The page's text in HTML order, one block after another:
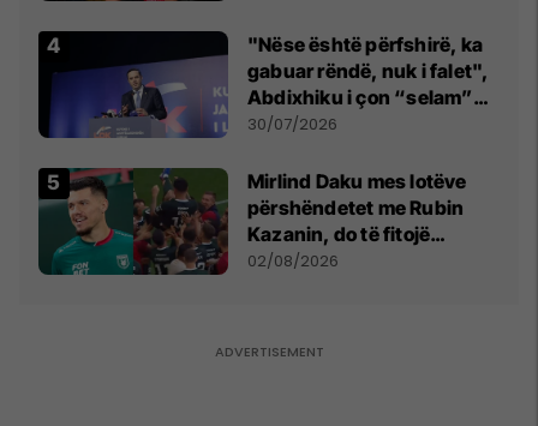
"Nëse është përfshirë, ka
gabuar rëndë, nuk i falet",
Abdixhiku i çon “selam”
Përparim Ramës
30/07/2026
Mirlind Daku mes lotëve
përshëndetet me Rubin
Kazanin, do të fitojë
miliona te Spartak Moska
02/08/2026